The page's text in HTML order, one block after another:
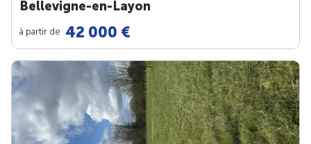
Bellevigne-en-Layon
à partir de 42 000 €